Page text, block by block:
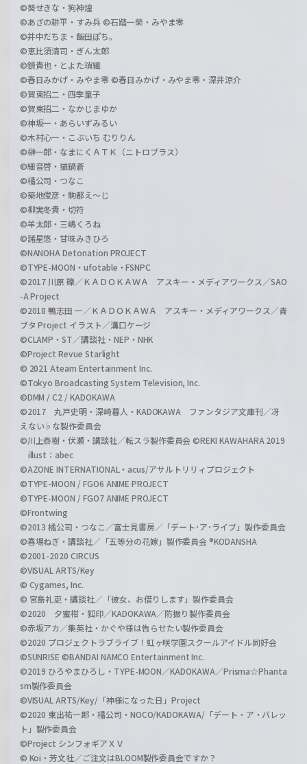
©葵せきな・狗神煌
©あざの耕平・すみ兵 ©石踏一榮・みやま零
©井中だちま・飯田ぽち。
©恵比須清司・ぎん太郎
©鏡貴也・とよた瑣織
©春日みかげ・みやま零 ©春日みかげ・みやま零・深井涼介
©賀東招二・四季童子
©賀東招二・なかじまゆか
©神坂一・あらいずみるい
©木村心一・こぶいち むりりん
©榊一郎・なまにくＡＴＫ（ニトロプラス）
©細音啓・猫鍋蒼
©橘公司・つなこ
©築地俊彦・駒都え～じ
©柳実冬貴・切符
©羊太郎・三嶋くろね
©諸星悠・甘味みきひろ
©NANOHA Detonation PROJECT
©TYPE-MOON・ufotable・FSNPC
©2017 川原 礫／ＫＡＤＯＫＡＷＡ アスキー・メディアワークス／SAO
-A Project
©2018 鴨志田 一／ＫＡＤＯＫＡＷＡ アスキー・メディアワークス／青
ブタ Project イラスト／溝口ケージ
©CLAMP・ST／講談社・NEP・NHK
©Project Revue Starlight
© 2021 Ateam Entertainment Inc.
©Tokyo Broadcasting System Television, Inc.
©DMM / C2 / KADOKAWA
©2017 丸戸史明・深崎暮人・KADOKAWA ファンタジア文庫刊／冴
えない♭な製作委員会
©川上泰樹・伏瀬・講談社／転スラ製作委員会 ©REKI KAWAHARA 2019
illust：abec
©AZONE INTERNATIONAL・acus/アサルトリリィプロジェクト
©TYPE-MOON / FGO6 ANIME PROJECT
©TYPE-MOON / FGO7 ANIME PROJECT
©Frontwing
©2013 橘公司・つなこ／富士見書房／「デート･ア･ライブ」製作委員会
©春場ねぎ・講談社／「五等分の花嫁」製作委員会 ®KODANSHA
©2001-2020 CIRCUS
©VISUAL ARTS/Key
© Cygames, Inc.
© 宮島礼吏・講談社／「彼女、お借りします」製作委員会
©2020 夕蜜柑・狐印／KADOKAWA／防振り製作委員会
©赤坂アカ／集英社・かぐや様は告らせたい製作委員会
©2020 プロジェクトラブライブ！虹ヶ咲学園スクールアイドル同好会
©SUNRISE ©BANDAI NAMCO Entertainment Inc.
©2019 ひろやまひろし・TYPE-MOON／KADOKAWA／Prisma☆Phanta
sm製作委員会
©VISUAL ARTS/Key/「神様になった日」Project
©2020 東出祐一郎・橘公司・NOCO/KADOKAWA/「デート・ア・バレッ
ト」製作委員会
©Project シンフォギアＸＶ
© Koi・芳文社／ご注文はBLOOM製作委員会ですか？